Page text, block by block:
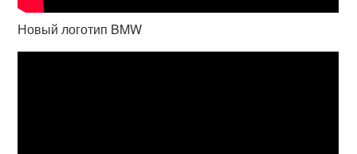
Новый логотип BMW